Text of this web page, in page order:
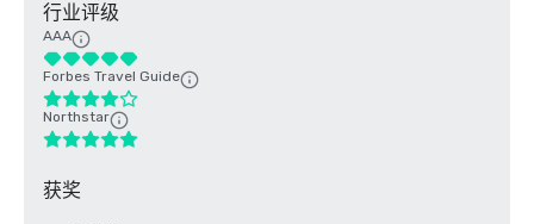
行业评级
AAA
Forbes Travel Guide
Northstar
获奖